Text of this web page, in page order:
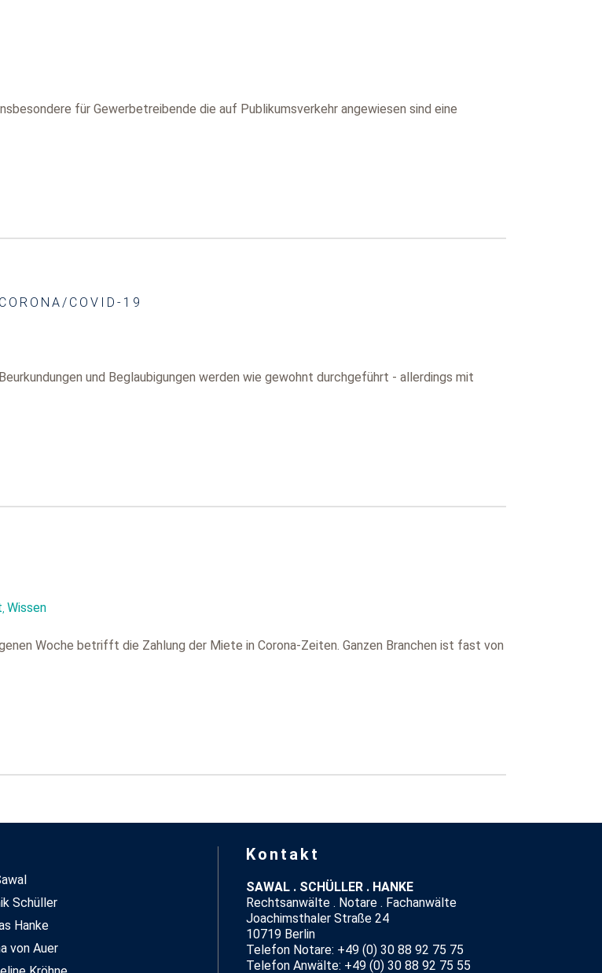
für Gewerbetreibende die auf Publikumsverkehr angewiesen sind eine
COVID-19
und Beglaubigungen werden wie gewohnt durchgeführt - allerdings mit
, Wissen
Woche betrifft die Zahlung der Miete in Corona-Zeiten. Ganzen Branchen ist fast von
Schüller
Hanke
von Auer
Kontakt
SAWAL . SCHÜLLER . HANKE
Rechtsanwälte . Notare . Fachanwälte
Joachimsthaler Straße 24
10719 Berlin
Telefon Notare: +49 (0) 30 88 92 75 75
Telefon Anwälte: +49 (0) 30 88 92 75 55